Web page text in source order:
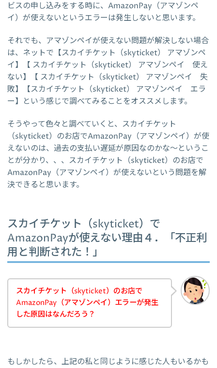
ビスの申し込みをする時に、AmazonPay（アマゾンペ
イ）が使えないというエラーは発生しないと思います。
それでも、アマゾンペイが使えない問題が解決しない場合
は、ネットで【スカイチケット（skyticket） アマゾンペ
イ】【 スカイチケット（skyticket） アマゾンペイ 使え
ない】【 スカイチケット（skyticket） アマゾンペイ 失
敗】【スカイチケット（skyticket） アマゾンペイ エラ
ー】という感じで調べてみることをオススメします。
そうやって色々と調べていくと、スカイチケット
（skyticket）のお店でAmazonPay（アマゾンペイ）が使
えないのは、過去の支払い遅延が原因なのかな～というこ
とが分かり、、、スカイチケット（skyticket）のお店で
AmazonPay（アマゾンペイ）が使えないという問題を解
決できると思います。
スカイチケット（skyticket）で
AmazonPayが使えない理由４．「不正利
用と判断された！」
スカイチケット（skyticket）のお店で
AmazonPay（アマゾンペイ）エラーが発生
した原因はなんだろう？
もしかしたら、上記の私と同じように感じた人もいるかも